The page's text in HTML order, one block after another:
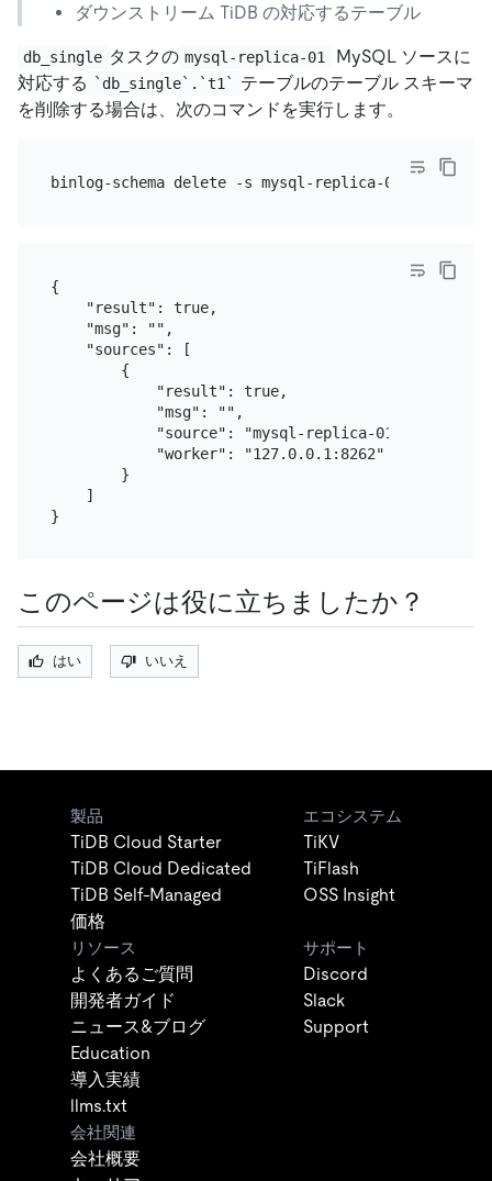
ダウンストリーム TiDB の対応するテーブル
db_single タスクの mysql-replica-01
MySQL ソースに
対応する
`db_single`.`t1`
テーブルのテーブル スキーマ
を削除する場合は、次のコマンドを実行します。
{
    "result": true,
    "msg": "",
    "sources": [
        {
            "result": true,
            "msg": "",
            "source": "mysql-replica-01",
            "worker": "127.0.0.1:8262"
        }
    ]
このページは役に立ちましたか？
はい いいえ
製品
TiDB Cloud Starter
TiDB Cloud Dedicated
TiDB Self-Managed
価格
エコシステム
TiKV
TiFlash
OSS Insight
リソース
よくあるご質問
開発者ガイド
ニュース&ブログ
Education
導入実績
llms.txt
サポート
Discord
Slack
Support
会社関連
会社概要